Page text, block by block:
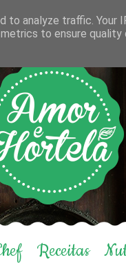
Receitas
analyze traffic. Your
to ensure